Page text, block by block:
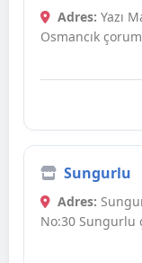
Adres: Yazı
Osmancık çorum
Sungurlu
Adres:
No:30 Sungurlu